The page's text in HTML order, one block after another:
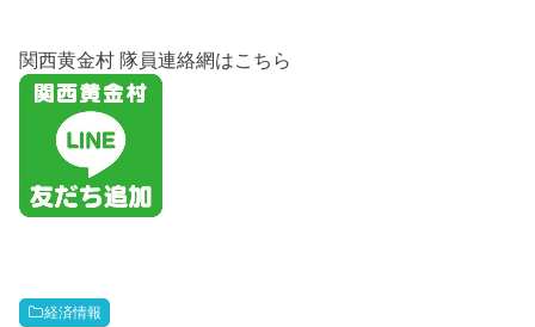
関西黄金村 隊員連絡網はこちら
経済情報